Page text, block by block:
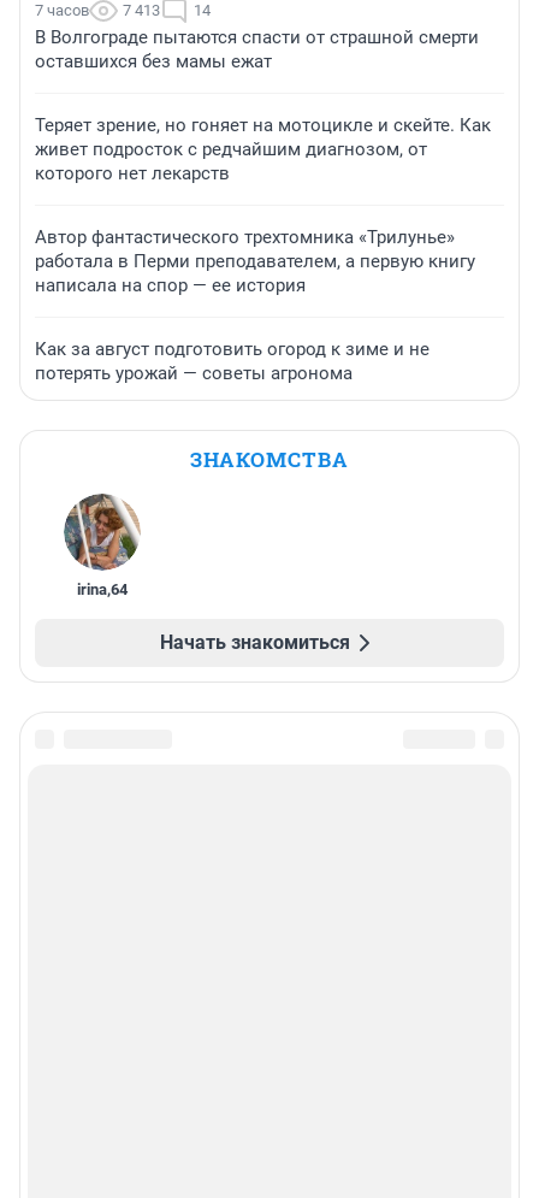
7 часов 7 413 14
В Волгограде пытаются спасти от страшной смерти
оставшихся без мамы ежат
Теряет зрение, но гоняет на мотоцикле и скейте. Как
живет подросток с редчайшим диагнозом, от
которого нет лекарств
Автор фантастического трехтомника «Трилунье»
работала в Перми преподавателем, а первую книгу
написала на спор — ее история
Как за август подготовить огород к зиме и не
потерять урожай — советы агронома
ЗНАКОМСТВА
irina,64
Начать знакомиться